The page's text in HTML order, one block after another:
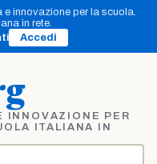
e innovazione per la scuola.
in rete.
Accedi
INNOVAZIONE PER
ITALIANA IN